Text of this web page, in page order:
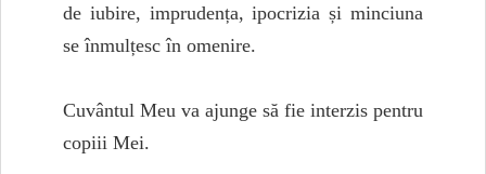
de iubire, imprudența, ipocrizia și minciuna
se înmulțesc în omenire.
Cuvântul Meu va ajunge să fie interzis pentru
copiii Mei.